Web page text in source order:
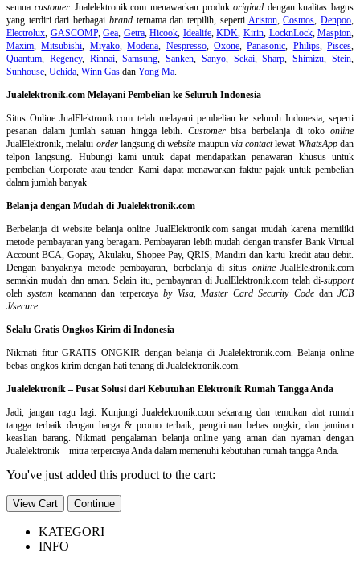
semua customer. Jualelektronik.com menawarkan produkoriginal dengan kualitas bagus
yang terdiri dari berbagai brandternama dan terpilih, seperti Ariston,Cosmos,Denpoo,
Electrolux, GASCOMP,Gea, Getra,Hicook, Idealife,KDK, Kirin, LocknLock,Maspion,
Maxim,Mitsubishi, Miyako,Modena, Nespresso, Oxone,Panasonic, Philips, Pisces,
Quantum, Regency, Rinnai,Samsung,Sanken, Sanyo, Sekai,Sharp,Shimizu,Stein,
Sunhouse, Uchida, Winn Gas dan Yong Ma.
Jualelektronik.com Melayani Pembelian ke Seluruh Indonesia
Situs Online JualElektronik.com telah melayani pembelian ke seluruh Indonesia, seperti
pesanan dalam jumlah satuan hingga lebih. Customerbisa berbelanja di tokoonline
JualElektronik, melalui orderlangsung diwebsite maupun via contactlewat WhatsAppdan
telpon langsung. Hubungi kami untuk dapat mendapatkan penawaran khusus untuk
pembelian Corporate atau tender. Kami dapat menawarkan faktur pajak untuk pembelian
dalam jumlah banyak
Belanja dengan Mudah di Jualelektronik.com
Berbelanja diwebsite belanja online JualElektronik.com sangat mudah karena memiliki
metode pembayaran yang beragam. Pembayaran lebih mudah dengan transfer Bank Virtual
Account BCA, Gopay, Akulaku, Shopee Pay, QRIS, Mandiri dan kartu kredit atau debit.
Dengan banyaknya metode pembayaran, berbelanja di situs onlineJualElektronik.com
semakin mudah dan aman. Selain itu, pembayaran di JualElektronik.com telah di-support
olehsystem keamanan dan terpercayaby Visa, Master Card Security Codedan JCB
J/secure.
Selalu Gratis Ongkos Kirim di Indonesia
Nikmati fitur GRATIS ONGKIR dengan belanja di Jualelektronik.com. Belanja online
bebas ongkos kirim dengan hati tenang di Jualelektronik.com.
Jualelektronik – Pusat Solusi dari Kebutuhan Elektronik Rumah Tangga Anda
Jadi, jangan ragu lagi. Kunjungi Jualelektronik.com sekarang dan temukan alat rumah
tangga terbaik dengan harga & promo terbaik, pengiriman bebas ongkir, dan jaminan
keaslian barang. Nikmati pengalaman belanja online yang aman dan nyaman dengan
Jualelektronik – mitra terpercaya Anda dalam memenuhi kebutuhan rumah tangga Anda.
You've just added this product to the cart:
View Cart Continue
KATEGORI
INFO